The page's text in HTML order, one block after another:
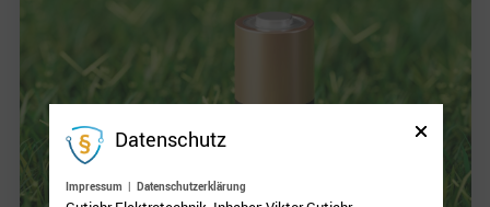
Datenschutz
Impressum | Datenschutzerklärung